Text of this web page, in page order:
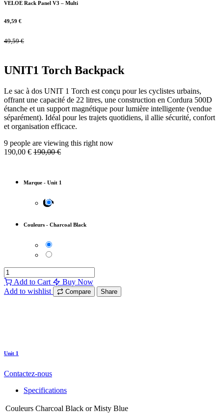
VELOE Rack Panel V3 – Multi
49,59 €
49,59€
UNIT1 Torch Backpack
Le sac à dos UNIT 1 Torch est conçu pour les cyclistes urbains,
offrant une capacité de 22 litres, une construction en Cordura 500D
étanche et un support magnétique pour lumière intelligente (vendue
séparément). Idéal pour les trajets quotidiens, il allie sécurité, confort
et organisation efficace.
9 people are viewing this right now
190,00 € 190,00€
Marque - Unit 1
Couleurs - Charcoal Black
Add to Cart
Buy Now
Add to wishlist
Compare Share
Unit 1
Contactez-nous
Specifications
Couleurs Charcoal Black orMisty Blue